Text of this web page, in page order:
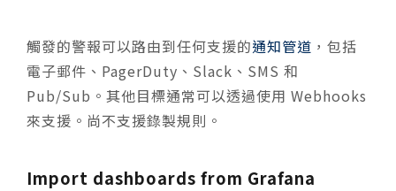
觸發的警報可以路由到任何支援的通知管道 ，包括
電子郵件、PagerDuty、Slack、SMS 和
Pub/Sub。其他目標通常可以透過使用 Webhooks
來支援。尚不支援錄製規則。
Import dashboards from Grafana